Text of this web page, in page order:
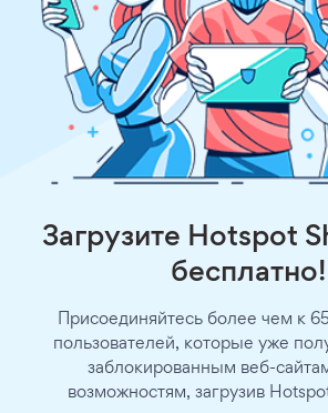
Загрузите Hotspot
бесплатно!
Присоединяйтесь более чем к
пользователей, которые уже
заблокированным веб-
возможностям, загрузив